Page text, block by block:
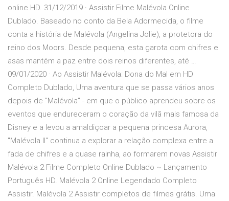
online HD. 31/12/2019 · Assistir Filme Malévola Online
Dublado. Baseado no conto da Bela Adormecida, o filme
conta a história de Malévola (Angelina Jolie), a protetora do
reino dos Moors. Desde pequena, esta garota com chifres e
asas mantém a paz entre dois reinos diferentes, até …
09/01/2020 · Ao Assistir Malévola: Dona do Mal em HD
Completo Dublado, Uma aventura que se passa vários anos
depois de "Malévola" - em que o público aprendeu sobre os
eventos que endureceram o coração da vilã mais famosa da
Disney e a levou a amaldiçoar a pequena princesa Aurora,
"Malévola II" continua a explorar a relação complexa entre a
fada de chifres e a quase rainha, ao formarem novas Assistir
Malévola 2 Filme Completo Online Dublado ~ Lançamento
Português HD. Malévola 2 Online Legendado Completo
Assistir. Malévola 2 Assistir completos de filmes grátis. Uma